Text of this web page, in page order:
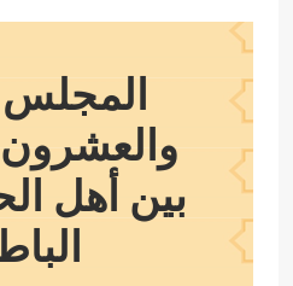
المجلس
والعشرون:
بين أهل